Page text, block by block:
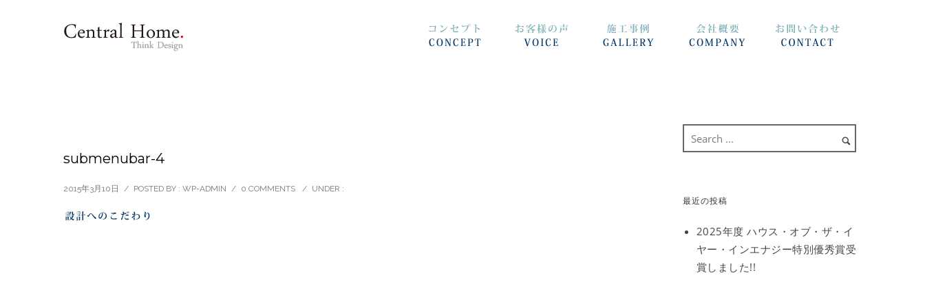
submenubar-4
2015年3月10日 / POSTED BY : WP-ADMIN / 0 COMMENTS / UNDER :
最近の投稿
2025年度 ハウス・オブ・ザ・イ
ヤー・インエナジー特別優秀賞受
賞しました!!